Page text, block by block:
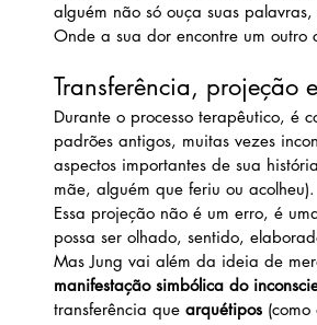
alguém não só ouça suas
Onde a sua dor encontre um outro
Transferência, projeção
Durante o processo terapêutico, é
padrões antigos, muitas vezes
aspectos importantes de sua
mãe, alguém que feriu ou acolheu).
Essa projeção não é um erro, é
possa ser olhado, sentido,
Mas Jung vai além da ideia de
manifestação simbólica do
transferência que arquétipos